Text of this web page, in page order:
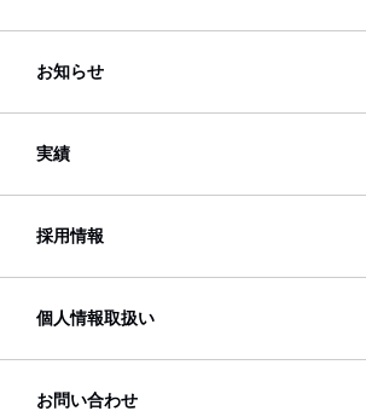
お知らせ
実績
採用情報
個人情報取扱い
お問い合わせ